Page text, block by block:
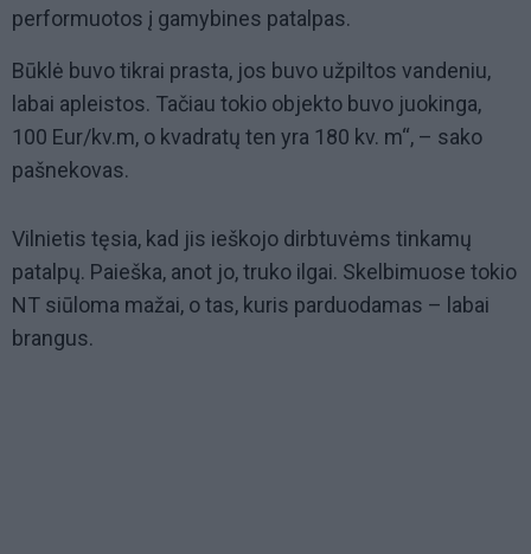
performuotos į gamybines patalpas.
Būklė buvo tikrai prasta, jos buvo užpiltos vandeniu,
labai apleistos. Tačiau tokio objekto buvo juokinga,
100 Eur/kv.m, o kvadratų ten yra 180 kv. m“, – sako
pašnekovas.
Vilnietis tęsia, kad jis ieškojo dirbtuvėms tinkamų
patalpų. Paieška, anot jo, truko ilgai. Skelbimuose tokio
NT siūloma mažai, o tas, kuris parduodamas – labai
brangus.